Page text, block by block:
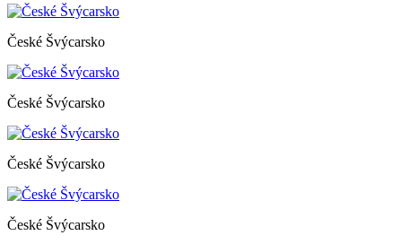
České Švýcarsko
České Švýcarsko
České Švýcarsko
České Švýcarsko